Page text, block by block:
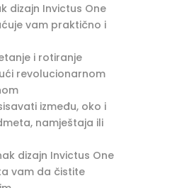
dizajn Invictus One
vam praktično i
i rotiranje
revolucionarnom
između, oko i
namještaja ili
dizajn Invictus One
vam da čistite